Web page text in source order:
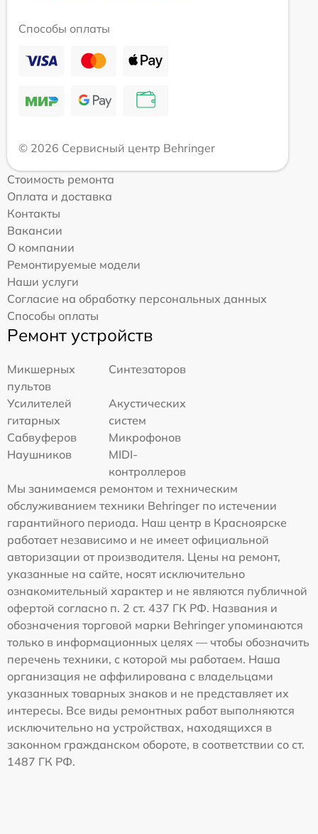
Способы оплаты
© 2026 Сервисный центр Behringer
Стоимость ремонта
Оплата и доставка
Контакты
Вакансии
О компании
Ремонтируемые модели
Наши услуги
Согласие на обработку персональных данных
Способы оплаты
Ремонт устройств
Микшерных
пультов
Синтезаторов
Усилителей
гитарных
Акустических
систем
Сабвуферов
Микрофонов
Наушников
MIDI-
контроллеров
Мы занимаемся ремонтом и техническим
обслуживанием техники Behringer по истечении
гарантийного периода. Наш центр в Красноярске
работает независимо и не имеет официальной
авторизации от производителя. Цены на ремонт,
указанные на сайте, носят исключительно
ознакомительный характер и не являются публичной
офертой согласно п. 2 ст. 437 ГК РФ. Названия и
обозначения торговой марки Behringer упоминаются
только в информационных целях — чтобы обозначить
перечень техники, с которой мы работаем. Наша
организация не аффилирована с владельцами
указанных товарных знаков и не представляет их
интересы. Все виды ремонтных работ выполняются
исключительно на устройствах, находящихся в
законном гражданском обороте, в соответствии со ст.
1487 ГК РФ.